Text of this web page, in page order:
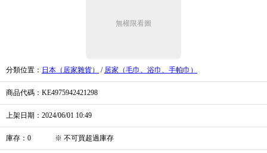
無權限看圖
分類位置 ： 日本（居家雜貨） / 居家（毛巾、浴巾、手帕巾）
商品代碼 ：KE4975942421298
上架日期 ：2024/06/01 10:49
庫存 ： 0 ※ 不可買超過庫存